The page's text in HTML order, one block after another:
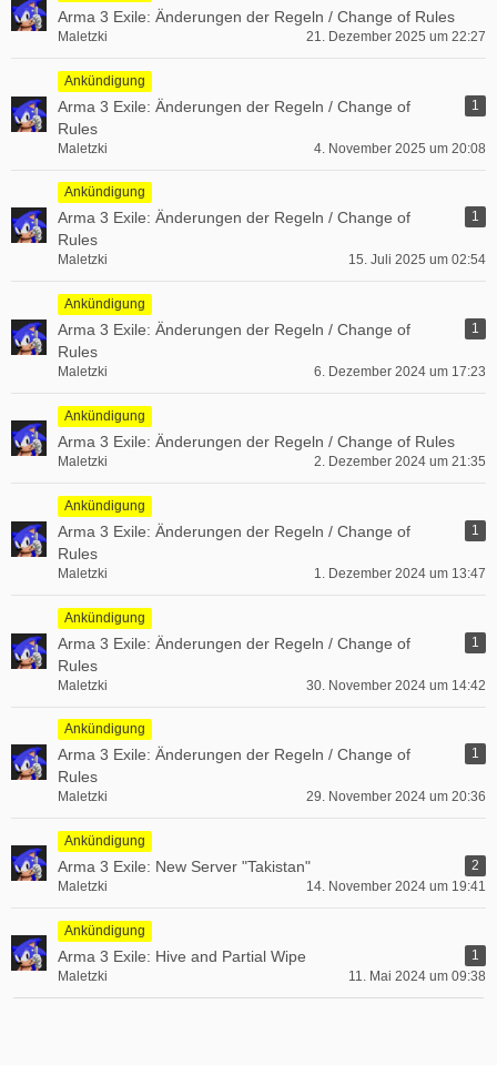
Arma 3 Exile: Änderungen der Regeln / Change of Rules
Maletzki 21. Dezember 2025 um 22:27
Ankündigung
Arma 3 Exile: Änderungen der Regeln / Change of
Rules
1
Maletzki 4. November 2025 um 20:08
Ankündigung
Arma 3 Exile: Änderungen der Regeln / Change of
Rules
1
Maletzki 15. Juli 2025 um 02:54
Ankündigung
Arma 3 Exile: Änderungen der Regeln / Change of
Rules
1
Maletzki 6. Dezember 2024 um 17:23
Ankündigung
Arma 3 Exile: Änderungen der Regeln / Change of Rules
Maletzki 2. Dezember 2024 um 21:35
Ankündigung
Arma 3 Exile: Änderungen der Regeln / Change of
Rules
1
Maletzki 1. Dezember 2024 um 13:47
Ankündigung
Arma 3 Exile: Änderungen der Regeln / Change of
Rules
1
Maletzki 30. November 2024 um 14:42
Ankündigung
Arma 3 Exile: Änderungen der Regeln / Change of
Rules
1
Maletzki 29. November 2024 um 20:36
Ankündigung
Arma 3 Exile: New Server "Takistan"
2
Maletzki
14. November 2024 um 19:41
Ankündigung
Arma 3 Exile: Hive and Partial Wipe
1
Maletzki
11. Mai 2024 um 09:38